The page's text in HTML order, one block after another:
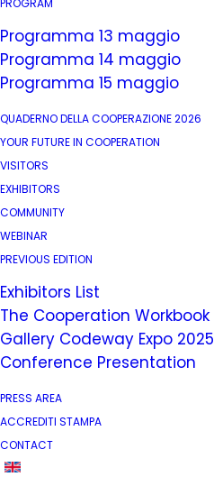
PROGRAM
Programma 13 maggio
Programma 14 maggio
Programma 15 maggio
QUADERNO DELLA COOPERAZIONE 2026
YOUR FUTURE IN COOPERATION
VISITORS
EXHIBITORS
COMMUNITY
WEBINAR
PREVIOUS EDITION
Exhibitors List
The Cooperation Workbook
Gallery Codeway Expo 2025
Conference Presentation
PRESS AREA
ACCREDITI STAMPA
CONTACT